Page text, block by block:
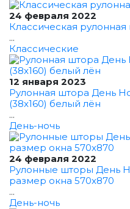
24 февраля 2022
Классическая
...
Классические
12 января 2023
Рулонная штора День
(38x160) белый лён
...
День-ночь
24 февраля 2022
Рулонные шторы День
размер окна 570x870
...
День-ночь